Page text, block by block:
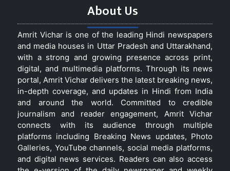
About Us
Amrit Vichar is one of the leading Hindi newspapers
and media houses in Uttar Pradesh and Uttarakhand,
with a strong and growing presence across print,
digital, and multimedia platforms. Through its news
portal, Amrit Vichar delivers the latest breaking news,
in-depth coverage, and updates in Hindi from India
and around the world. Committed to credible
journalism and reader engagement, Amrit Vichar
connects with its audience through multiple
platforms including Breaking News updates, Photo
Galleries, YouTube channels, social media platforms,
and digital news services. Readers can also access